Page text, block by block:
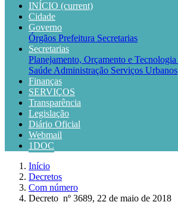
INÍCIO (current)
Cidade
Governo
Órgãos Prefeitura Secretarias
Secretarias
Planejamento, Orçamento e Tecnologia
Saúde Administração Serviços Urbanos
Finanças
SERVIÇOS
Transparência
Legislação
Diário Oficial
Webmail
1DOC
Início
Decretos
Com número
Decreto ​​​​​​​ nº 3689, 22 de maio de 2018